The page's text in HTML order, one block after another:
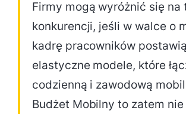
Firmy mogą wyróżnić się na
konkurencji, jeśli w walce o
kadrę pracowników
elastyczne modele, które
codzienną i zawodową
Budżet Mobilny to zatem